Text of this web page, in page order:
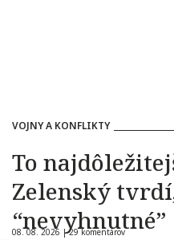
VOJNY A KONFLIKTY
To
Zelenský
“nevyhnutné”
08. 08. 2026 |29 komentárov